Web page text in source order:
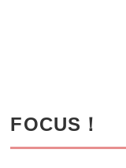
FOCUS！